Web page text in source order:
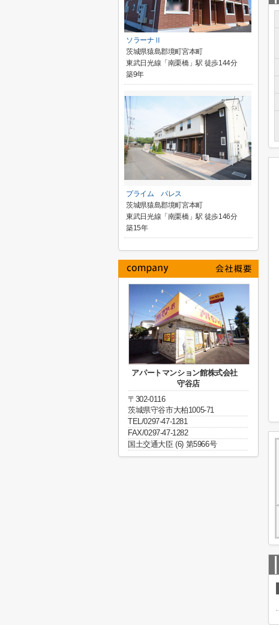
ソラーナⅡ
茨城県猿島郡境町宮本町
東武日光線「南栗橋」駅 徒歩144分
築9年
プライム パレス
茨城県猿島郡境町宮本町
東武日光線「南栗橋」駅 徒歩146分
築15年
アパートマンション館株式会社
守谷店
〒302-0116
茨城県守谷市大柏1005-71
TEL/0297-47-1281
FAX/0297-47-1282
国土交通大臣 (6) 第5966号